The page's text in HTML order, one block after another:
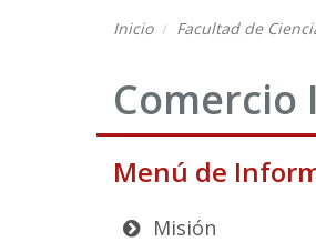
Inicio Facultad de
Menú de
Misión